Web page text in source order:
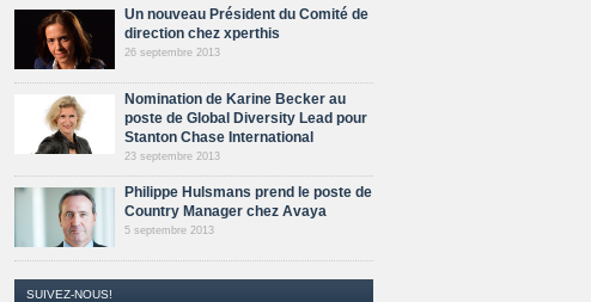
Un nouveau Président du Comité de
direction chez xperthis
26 septembre 2013
Nomination de Karine Becker au
poste de Global Diversity Lead pour
Stanton Chase International
23 septembre 2013
Philippe Hulsmans prend le poste de
Country Manager chez Avaya
5 septembre 2013
SUIVEZ-NOUS!